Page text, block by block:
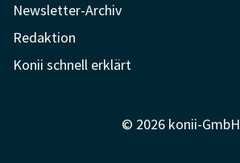
Newsletter-Archiv
Redaktion
Konii schnell erklärt
© 2026 konii-GmbH